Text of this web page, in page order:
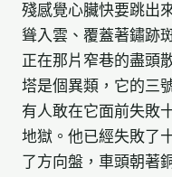
殘感覺心臟快要跳出
聳入雲、覆蓋著鏽跡
正在那片窄巷的盡頭
塔是個異類，它的三
有人敢在它面前失敗
地獄。他已經失敗了
了方向盤，車頭朝著